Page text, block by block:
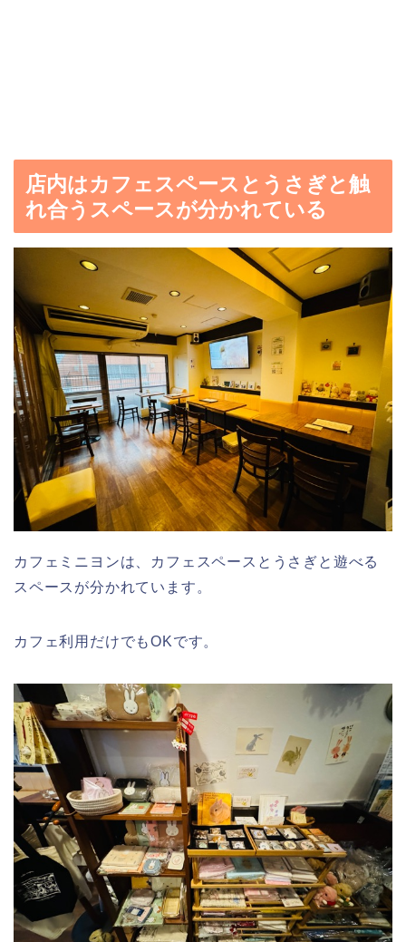
店内はカフェスペースとうさぎと触
れ合うスペースが分かれている
カフェミニヨンは、カフェスペースとうさぎと遊べる
スペースが分かれています。
カフェ利用だけでもOKです。